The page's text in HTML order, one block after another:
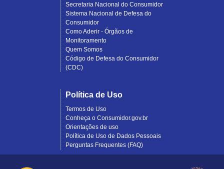
Secretaria Nacional do Consumidor
Sistema Nacional de Defesa do
Consumidor
Como Aderir - Órgãos de
Monitoramento
Quem Somos
Código de Defesa do Consumidor
(CDC)
Política de Uso
Termos de Uso
Conheça o Consumidor.gov.br
Orientações de uso
Política de Uso de Dados Pessoais
Perguntas Frequentes (FAQ)